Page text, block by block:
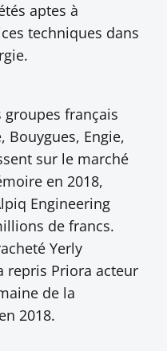
aptes à
techniques dans
français
Bouygues, Engie,
sur le marché
en 2018,
Engineering
de francs.
Yerly
repris Priora acteur
de la
2018.